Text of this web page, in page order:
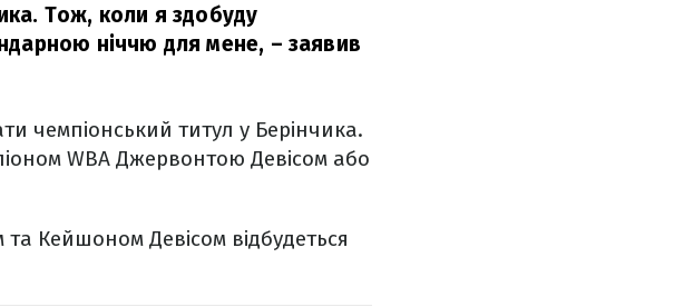
Тож, коли я здобуду
ніччю для мене, – заявив
чемпіонський титул у Берінчика.
WBA Джервонтою Девісом або
Кейшоном Девісом відбудеться